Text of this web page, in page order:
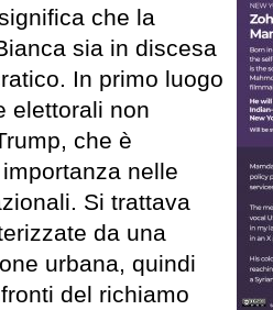
che la
sia in discesa
In primo luogo
elettorali non
che è
nelle
Si trattava
da una
urbana, quindi
del richiamo